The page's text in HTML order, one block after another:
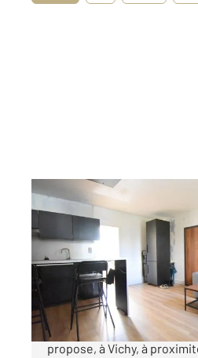
VICHY 03
41,56 m , 2 pièces
Ref : 1873
Appartement T2 à
114 000 €
Votre Agence Century 21
propose, à Vichy, à